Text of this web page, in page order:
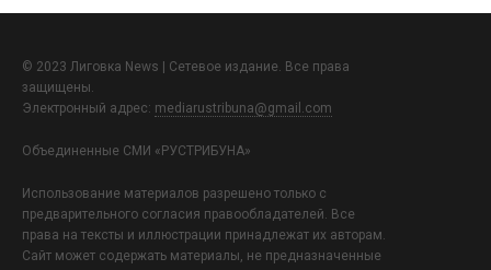
© 2023 Лиговка News | Сетевое издание. Все права
защищены.
Электронный адрес: mediarustribuna@gmail.com
Объединенные СМИ «РУСТРИБУНА»
Использование материалов разрешено только с
предварительного согласия правообладателей. Все
права на тексты и иллюстрации принадлежат их авторам.
Сайт может содержать материалы, не предназначенные